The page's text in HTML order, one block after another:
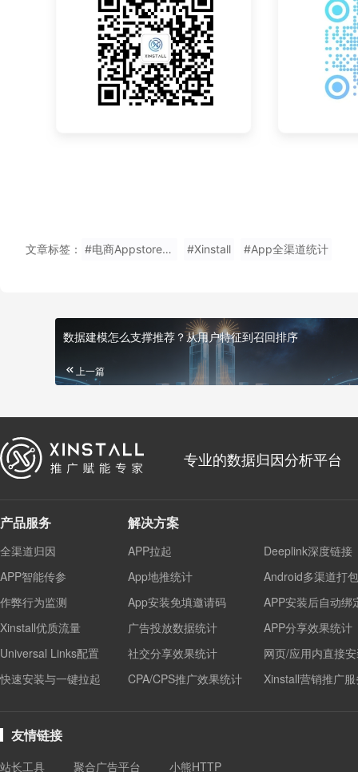
文章标签： #电商Appstore邀请来源统计 #Xinstall #App全渠道统计
数据建模怎么支撑推荐？从用户特征到召回排序
上一篇
专业的数据归因分析平台
产品服务
全渠道归因
APP智能传参
作弊行为监测
Xinstall优质流量
Universal Links配置
快速安装与一键拉起
解决方案
APP拉起
Deeplink深度链接
App地推统计
Android多渠道打包
App安装免填邀请码
APP安装后自动绑
广告投放数据统计
APP分享效果统计
社交分享效果统计
网页/应用内直接
CPA/CPS推广效果统计
Xinstall营销推广
友情链接
站长工具 聚合广告平台 小熊HTTP